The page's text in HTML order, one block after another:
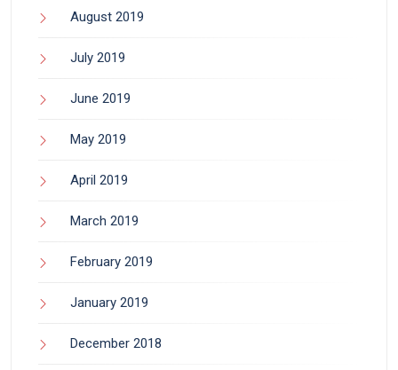
August 2019
July 2019
June 2019
May 2019
April 2019
March 2019
February 2019
January 2019
December 2018